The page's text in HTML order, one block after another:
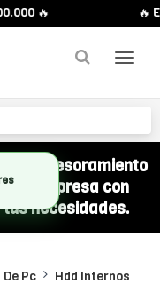
🔥 🔥
asesoramiento
tu empresa con
necesidades.
Pc Hdd Internos